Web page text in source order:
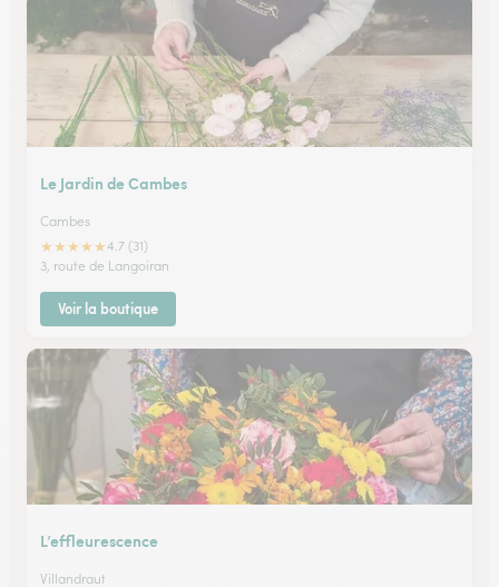
Le Jardin de Cambes
Cambes
★★★★★4.7 (31)
3, route de Langoiran
Voir la boutique
L’effleurescence
Villandraut